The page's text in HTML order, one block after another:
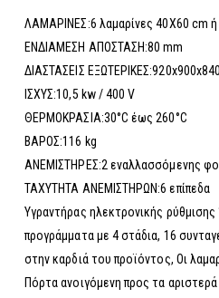
ΛΑΜΑΡΙΝΕΣ:6 λαμαρίνες 40Χ60 cm ή
ΕΝΔΙΑΜΕΣΗ ΑΠΟΣΤΑΣΗ:80 mm
ΔΙΑΣΤΑΣΕΙΣ
ΙΣΧΥΣ:10,5 kw / 400 V
ΘΕΡΜΟΚΡΑΣΙΑ:30°C έως 260°C
ΒΑΡΟΣ:116 kg
ΑΝΕΜΙΣΤΗΡΕΣ:2 εναλλασσόμενης
ΤΑΧΥΤΗΤΑ ΑΝΕΜΙΣΤΗΡΩΝ:6 επίπεδα
Υγραντήρας ηλεκτρονικής
προγράμματα με 4 στάδια, 16
στην καρδιά του προϊόντος, Οι
Πόρτα ανοιγόμενη προς τα αριστερά